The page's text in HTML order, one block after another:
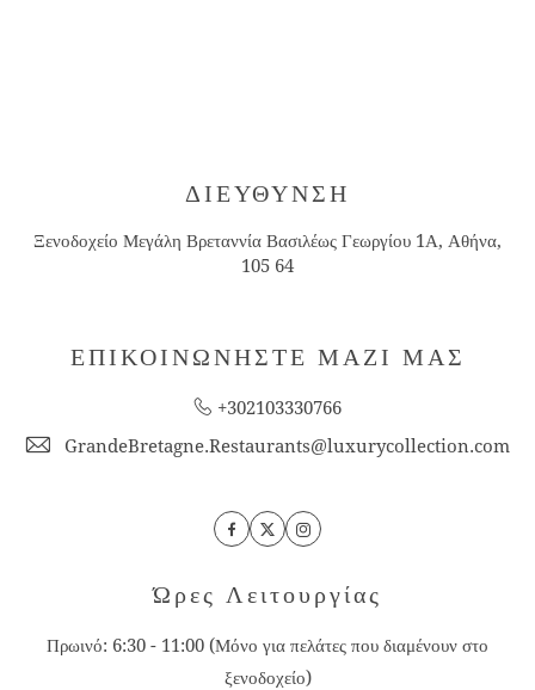
ΔΙΕΥΘΥΝΣΗ
Ξενοδοχείο Μεγάλη Βρεταννία Βασιλέως Γεωργίου 1Α, Αθήνα,
105 64
ΕΠΙΚΟΙΝΩΝΗΣΤΕ ΜΑΖΙ ΜΑΣ
+302103330766
GrandeBretagne.Restaurants@luxurycollection.com
FacebookTwitterInstagram
Ώρες Λειτουργίας
Πρωινό: 6:30 - 11:00 (Μόνο για πελάτες που διαμένουν στο
ξενοδοχείο)